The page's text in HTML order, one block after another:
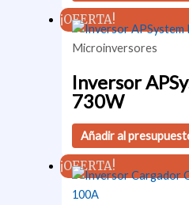
¡OFERTA!
Microinversores
Inversor
730W
Añadir al
¡OFERTA!